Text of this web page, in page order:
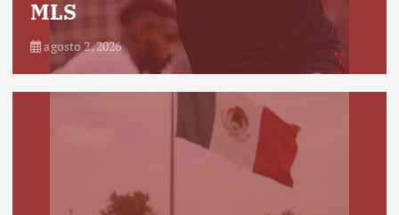
MLS
agosto 2, 2026